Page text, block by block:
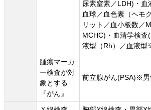
尿素窒素／LDH)・血
血球／血色素（ヘモ
リット／血小板数／
MCHC)・血清学検査
液型（Rh）／血液
腫瘍マーカ
ー検査が対
象とする
『がん』
前立腺がん(PSA)※男